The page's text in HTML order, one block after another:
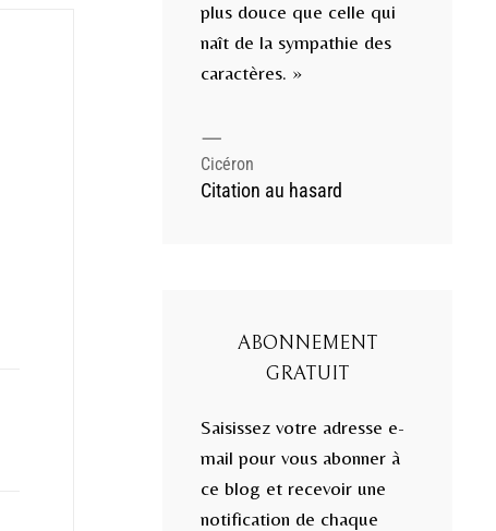
plus douce que celle qui
naît de la sympathie des
caractères. »
—
Cicéron
Citation au hasard
ABONNEMENT
GRATUIT
Saisissez votre adresse e-
mail pour vous abonner à
ce blog et recevoir une
notification de chaque